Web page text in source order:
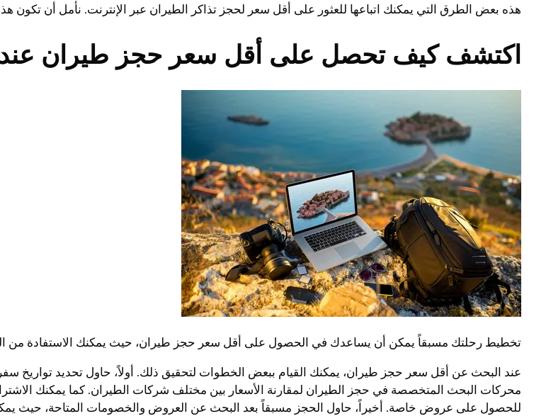
هذه بعض الطرق التي يمكنك اتباعها للعثور على أقل سعر لحجز تذاكر الطيران عبر الإنترنت. نأمل أن
اكتشف كيف تحصل على أقل سعر حجز طيران عند
تخطيط رحلتك مسبقاً يمكن أن يساعدك في الحصول على أقل سعر حجز طيران، حيث يمكنك الاستفادة من
عند البحث عن أقل سعر حجز طيران، يمكنك القيام ببعض الخطوات لتحقيق ذلك. أولاً، حاول تحديد تواريخ
محركات البحث المتخصصة في حجز الطيران لمقارنة الأسعار بين مختلف شركات الطيران. كما يمكنك
للحصول على عروض خاصة. أخيراً، حاول الحجز مسبقاً بعد البحث عن العروض والخصومات المتاحة، حيث